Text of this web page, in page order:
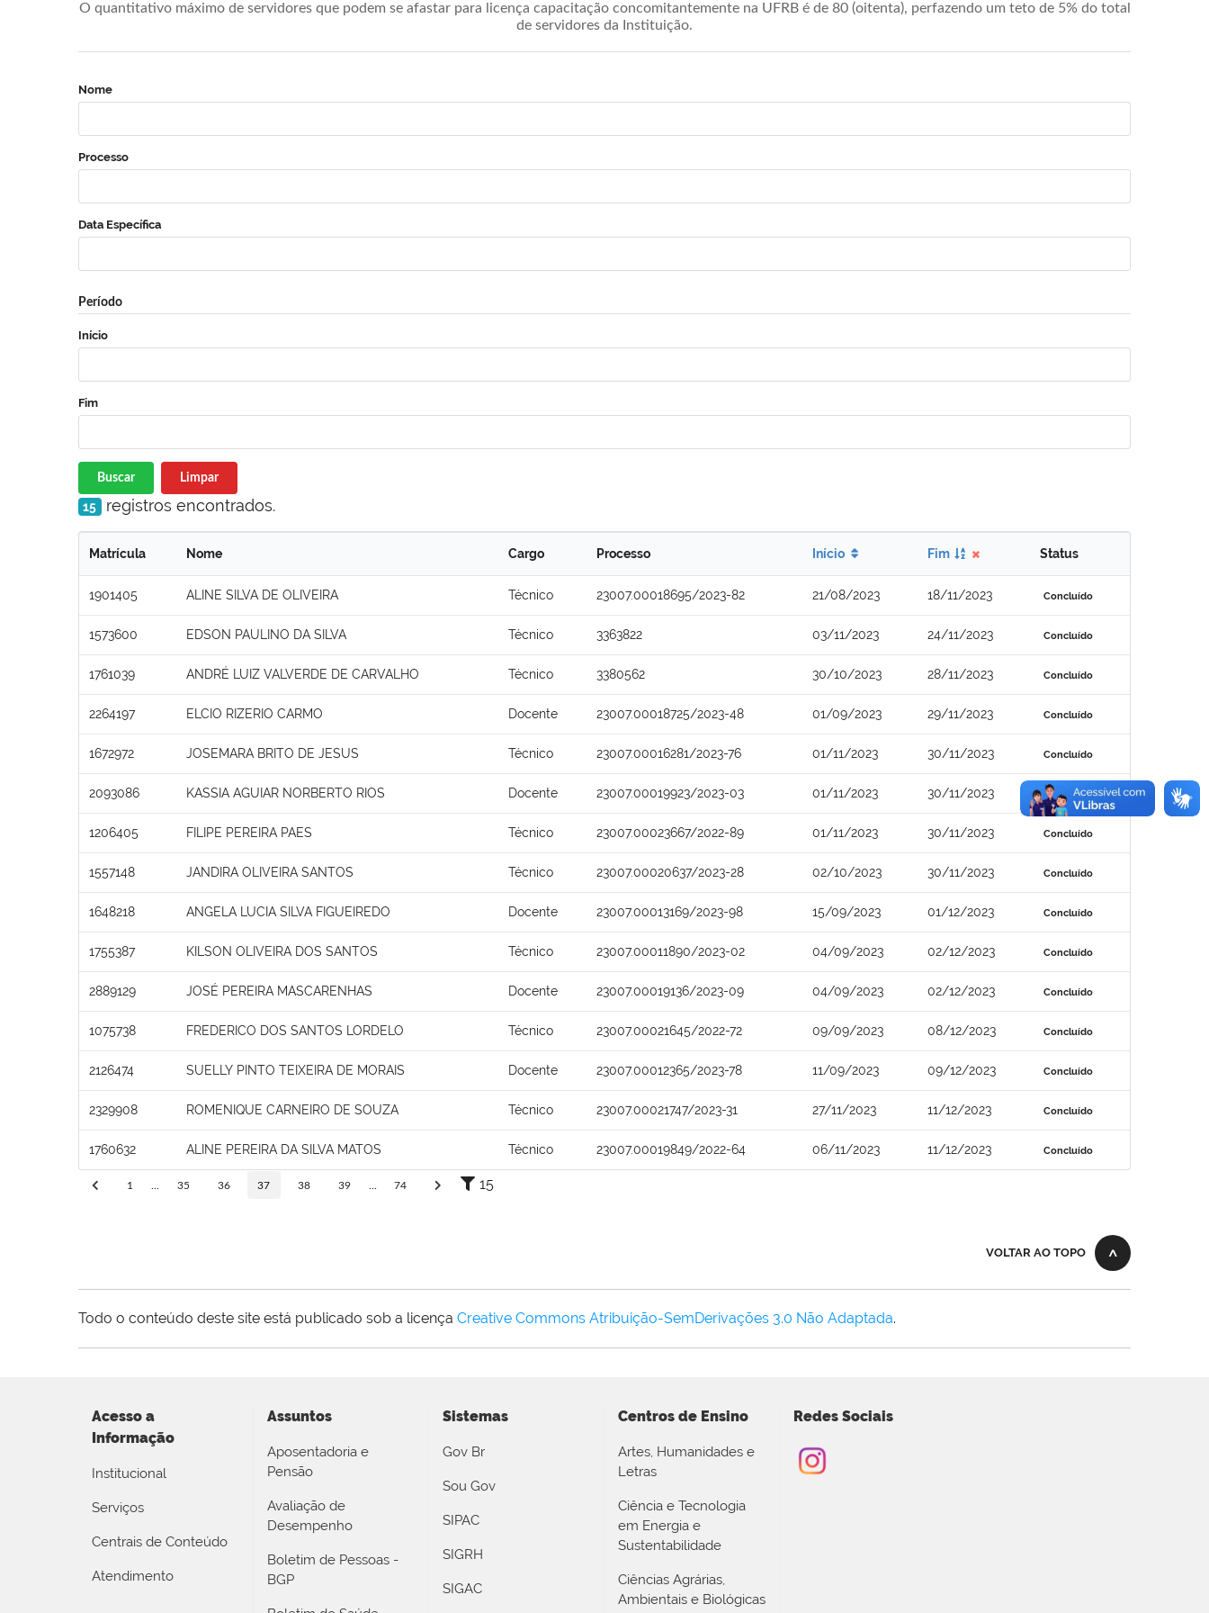
O quantitativo máximo de servidores que podem se afastar para licença capacitação concomitantemente na UFRB é de 80 (oitenta), perfazendo um teto de 5% do total
de servidores da Instituição.
Nome
Processo
Data Específica
Período
Início
Fim
Buscar Limpar
15 registros encontrados.
Matrícula Nome Cargo Processo Início Fim Status
1901405 ALINE SILVA DE OLIVEIRA Técnico 23007.00018695/2023-82 21/08/2023 18/11/2023 Concluído
1573600 EDSON PAULINO DA SILVA Técnico 3363822 03/11/2023 24/11/2023 Concluído
1761039 ANDRÉ LUIZ VALVERDE DE CARVALHO Técnico 3380562 30/10/2023 28/11/2023 Concluído
2264197 ELCIO RIZERIO CARMO Docente 23007.00018725/2023-48 01/09/2023 29/11/2023 Concluído
1672972 JOSEMARA BRITO DE JESUS Técnico 23007.00016281/2023-76 01/11/2023 30/11/2023 Concluído
2093086 KASSIA AGUIAR NORBERTO RIOS Docente 23007.00019923/2023-03 01/11/2023 30/11/2023 Concluído
1206405 FILIPE PEREIRA PAES Técnico 23007.00023667/2022-89 01/11/2023 30/11/2023 Concluído
1557148 JANDIRA OLIVEIRA SANTOS Técnico 23007.00020637/2023-28 02/10/2023 30/11/2023 Concluído
1648218 ANGELA LUCIA SILVA FIGUEIREDO Docente 23007.00013169/2023-98 15/09/2023 01/12/2023 Concluído
1755387 KILSON OLIVEIRA DOS SANTOS Técnico 23007.00011890/2023-02 04/09/2023 02/12/2023 Concluído
2889129 JOSÉ PEREIRA MASCARENHAS Docente 23007.00019136/2023-09 04/09/2023 02/12/2023 Concluído
1075738 FREDERICO DOS SANTOS LORDELO Técnico 23007.00021645/2022-72 09/09/2023 08/12/2023 Concluído
2126474 SUELLY PINTO TEIXEIRA DE MORAIS Docente 23007.00012365/2023-78 11/09/2023 09/12/2023 Concluído
2329908 ROMENIQUE CARNEIRO DE SOUZA Técnico 23007.00021747/2023-31 27/11/2023 11/12/2023 Concluído
1760632 ALINE PEREIRA DA SILVA MATOS Técnico 23007.00019849/2022-64 06/11/2023 11/12/2023 Concluído
1 35 36 37 38 39 74 15
VOLTAR AO TOPO
Todo o conteúdo deste site está publicado sob a licença Creative Commons Atribuição-SemDerivações 3.0 Não Adaptada.
Acesso a
Informação
Institucional
Serviços
Centrais de Conteúdo
Atendimento
Assuntos
Aposentadoria e
Pensão
Avaliação de
Desempenho
Boletim de Pessoas -
BGP
Sistemas
Gov Br
Sou Gov
SIPAC
SIGRH
SIGAC
Centros de Ensino
Artes, Humanidades e
Letras
Ciência e Tecnologia
em Energia e
Sustentabilidade
Ciências Agrárias,
Ambientais e Biológicas
Redes Sociais